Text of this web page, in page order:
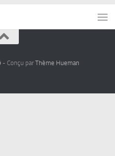
- Conçu par Thème Hueman